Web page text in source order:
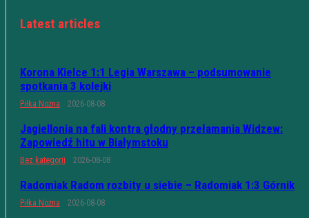
Latest articles
Korona Kielce 1:1 Legia Warszawa – podsumowanie
spotkania 3 kolejki
Piłka Nożna 2026-08-08
Jagiellonia na fali kontra głodny przełamania Widzew:
Zapowiedź hitu w Białymstoku
Bez kategorii 2026-08-08
Radomiak Radom rozbity u siebie – Radomiak 1:3 Górnik
Piłka Nożna 2026-08-08